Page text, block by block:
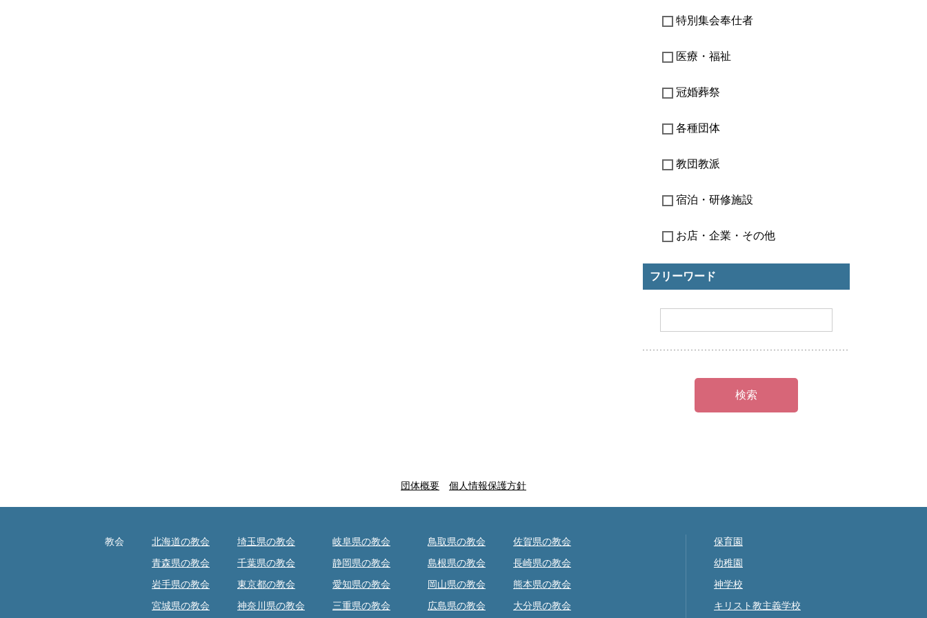
特別集会奉仕者
医療・福祉
冠婚葬祭
各種団体
教団教派
宿泊・研修施設
お店・企業・その他
フリーワード
団体概要 個人情報保護方針
教会 北海道の教会
青森県の教会
岩手県の教会
宮城県の教会
埼玉県の教会
千葉県の教会
東京都の教会
神奈川県の教会
岐阜県の教会
静岡県の教会
愛知県の教会
三重県の教会
鳥取県の教会
島根県の教会
岡山県の教会
広島県の教会
佐賀県の教会
長崎県の教会
熊本県の教会
大分県の教会
保育園
幼稚園
神学校
キリスト教主義学校